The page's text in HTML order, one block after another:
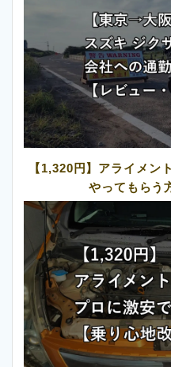
【1,320円】アライメン
やってもらう